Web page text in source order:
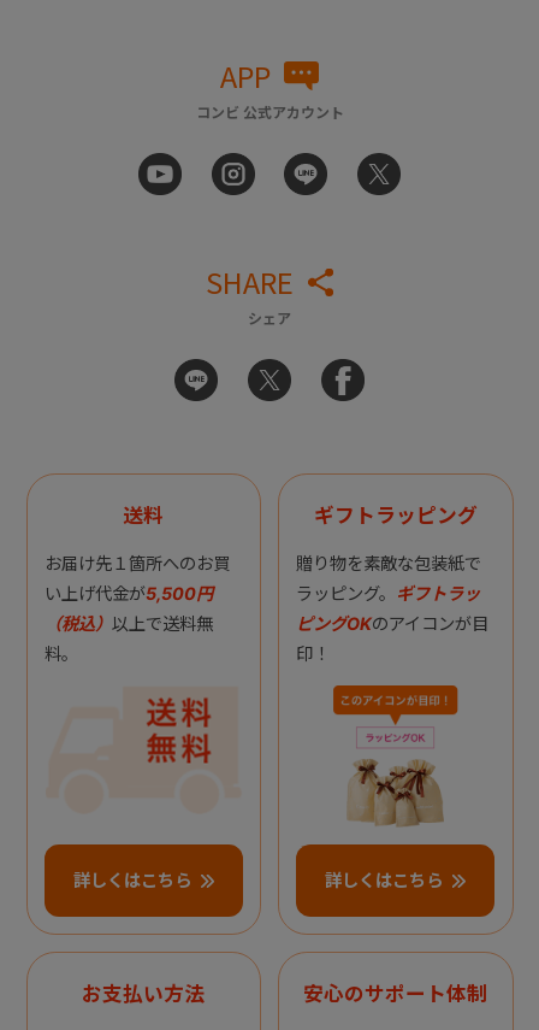
APP
コンビ 公式アカウント
SHARE
シェア
送料
お届け先１箇所へのお買
い上げ代金が5,500円
（税込） 以上で送料無
料。
詳しくはこちら
ギフトラッピング
贈り物を素敵な包装紙で
ラッピング。 ギフトラッ
ピングOKのアイコンが目
印！
詳しくはこちら
お支払い方法 安心のサポート体制